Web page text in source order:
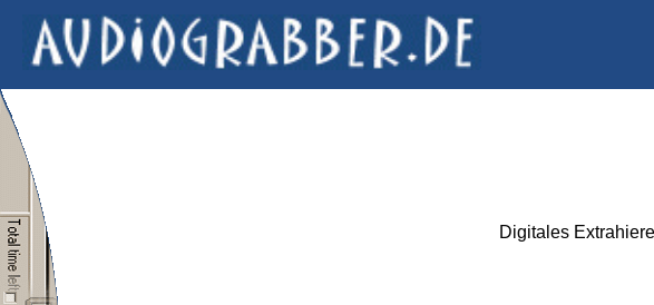
Digitales